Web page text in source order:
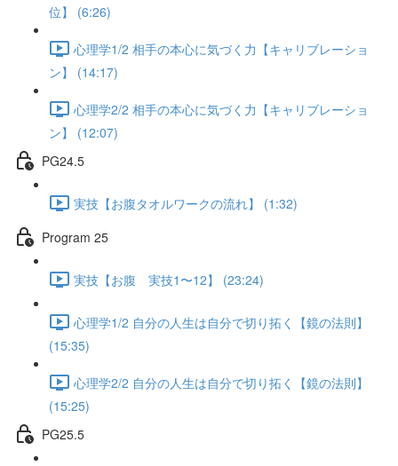
位】 (6:26)
心理学1/2 相手の本心に気づく力【キャリブレーショ
ン】 (14:17)
心理学2/2 相手の本心に気づく力【キャリブレーショ
ン】 (12:07)
PG24.5
実技【お腹タオルワークの流れ】 (1:32)
Program 25
実技【お腹 実技1〜12】 (23:24)
心理学1/2 自分の人生は自分で切り拓く【鏡の法則】
(15:35)
心理学2/2 自分の人生は自分で切り拓く【鏡の法則】
(15:25)
PG25.5